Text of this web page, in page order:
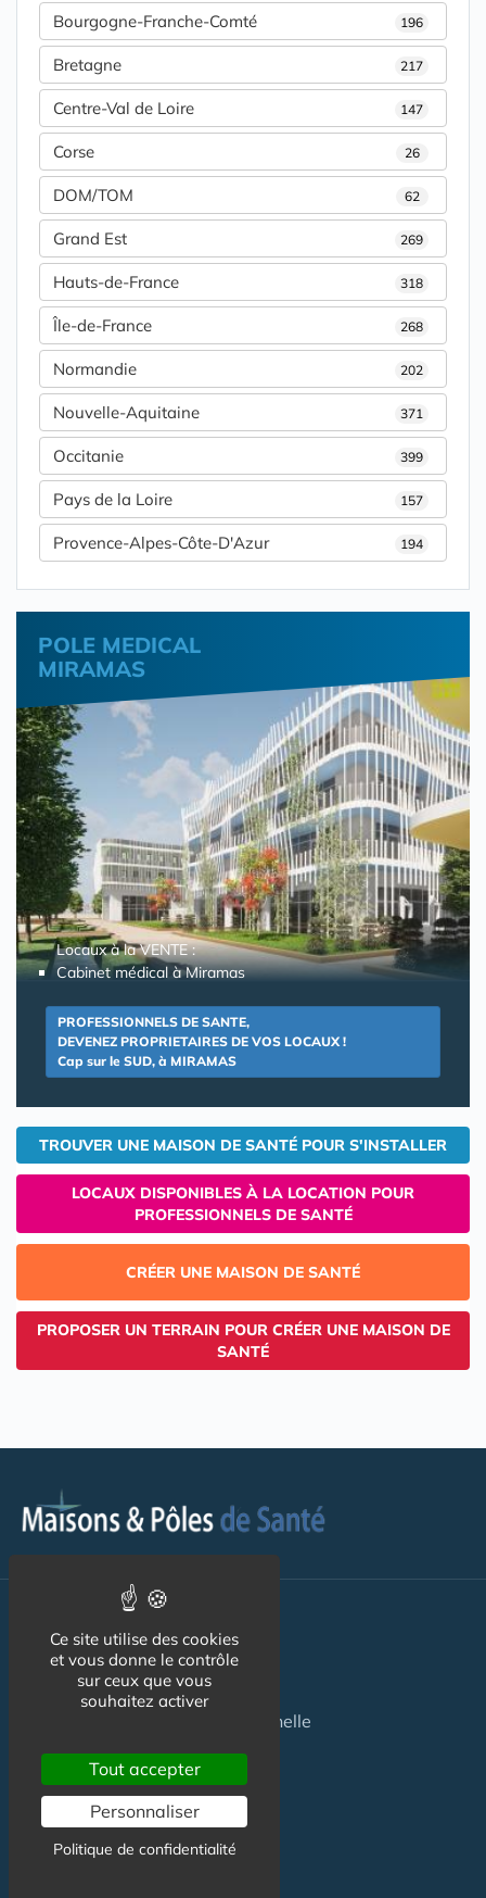
Bourgogne-Franche-Comté 196
Bretagne 217
Centre-Val de Loire 147
Corse 26
DOM/TOM 62
Grand Est 269
Hauts-de-France 318
Île-de-France 268
Normandie 202
Nouvelle-Aquitaine 371
Occitanie 399
Pays de la Loire 157
Provence-Alpes-Côte-D'Azur 194
POLE MEDICAL
MIRAMAS
Locaux à la VENTE :
Cabinet médical à Miramas
PROFESSIONNELS DE SANTE,
DEVENEZ PROPRIETAIRES DE VOS LOCAUX !
Cap sur le SUD, à MIRAMAS
TROUVER UNE MAISON DE SANTÉ POUR S'INSTALLER
LOCAUX DISPONIBLES À LA LOCATION POUR
PROFESSIONNELS DE SANTÉ
CRÉER UNE MAISON DE SANTÉ
PROPOSER UN TERRAIN POUR CRÉER UNE MAISON DE
SANTÉ
Patients
Maison de santé
Maison de santé pluriprofessionnelle
Centre de Santé
Pôle de Santé
Ce site utilise des cookies
et vous donne le contrôle
sur ceux que vous
souhaitez activer
Tout accepter
Personnaliser
Politique de confidentialité